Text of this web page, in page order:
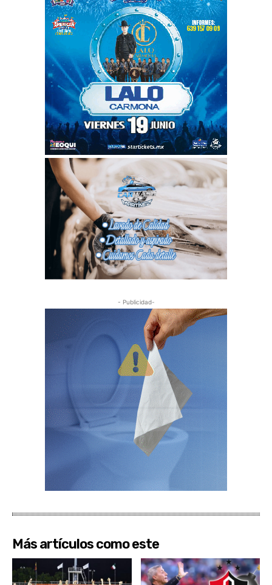
- Publicidad-
Más artículos como este